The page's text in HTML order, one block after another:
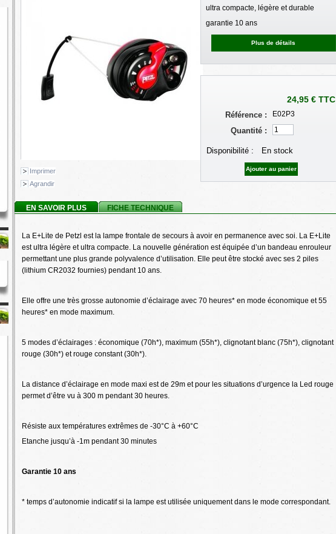
Imprimer
Agrandir
ultra compacte, légère et durable
garantie 10 ans
Plus de détails
24,95 €TTC
Référence : E02P3
Quantité :
Disponibilité : En stock
EN SAVOIR PLUS FICHE TECHNIQUE
La E+Lite de Petzl est la lampe frontale de secours à avoir en permanence avec soi. La E+Lite
est ultra légère et ultra compacte. La nouvelle génération est équipée d’un bandeau enrouleur
permettant une plus grande polyvalence d’utilisation. Elle peut être stocké avec ses 2 piles
(lithium CR2032 fournies) pendant 10 ans.
Elle offre une très grosse autonomie d’éclairage avec 70 heures* en mode économique et 55
heures* en mode maximum.
5 modes d’éclairages : économique (70h*), maximum (55h*), clignotant blanc (75h*), clignotant
rouge (30h*) et rouge constant (30h*).
La distance d’éclairage en mode maxi est de 29m et pour les situations d’urgence la Led rouge
permet d’être vu à 300 m pendant 30 heures.
Résiste aux températures extrêmes de -30°C à +60°C
Etanche jusqu’à -1m pendant 30 minutes
Garantie 10 ans
* temps d’autonomie indicatif si la lampe est utilisée uniquement dans le mode correspondant.